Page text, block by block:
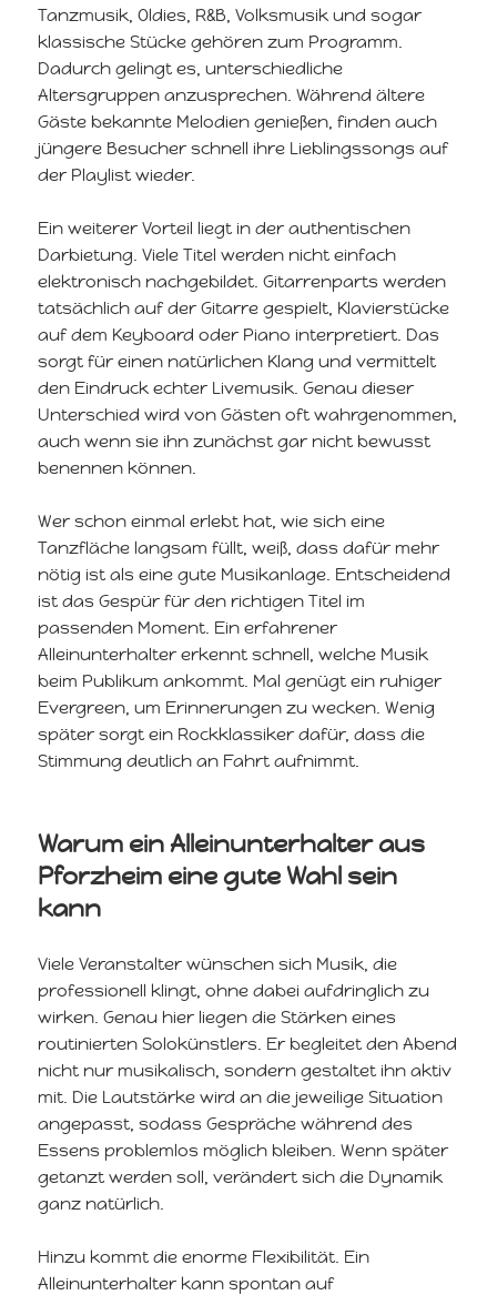
Tanzmusik, Oldies, R&B, Volksmusik und sogar
klassische Stücke gehören zum Programm.
Dadurch gelingt es, unterschiedliche
Altersgruppen anzusprechen. Während ältere
Gäste bekannte Melodien genießen, finden auch
jüngere Besucher schnell ihre Lieblingssongs auf
der Playlist wieder.
Ein weiterer Vorteil liegt in der authentischen
Darbietung. Viele Titel werden nicht einfach
elektronisch nachgebildet. Gitarrenparts werden
tatsächlich auf der Gitarre gespielt, Klavierstücke
auf dem Keyboard oder Piano interpretiert. Das
sorgt für einen natürlichen Klang und vermittelt
den Eindruck echter Livemusik. Genau dieser
Unterschied wird von Gästen oft wahrgenommen,
auch wenn sie ihn zunächst gar nicht bewusst
benennen können.
Wer schon einmal erlebt hat, wie sich eine
Tanzfläche langsam füllt, weiß, dass dafür mehr
nötig ist als eine gute Musikanlage. Entscheidend
ist das Gespür für den richtigen Titel im
passenden Moment. Ein erfahrener
Alleinunterhalter erkennt schnell, welche Musik
beim Publikum ankommt. Mal genügt ein ruhiger
Evergreen, um Erinnerungen zu wecken. Wenig
später sorgt ein Rockklassiker dafür, dass die
Stimmung deutlich an Fahrt aufnimmt.
Warum ein Alleinunterhalter aus
Pforzheim eine gute Wahl sein
kann
Viele Veranstalter wünschen sich Musik, die
professionell klingt, ohne dabei aufdringlich zu
wirken. Genau hier liegen die Stärken eines
routinierten Solokünstlers. Er begleitet den Abend
nicht nur musikalisch, sondern gestaltet ihn aktiv
mit. Die Lautstärke wird an die jeweilige Situation
angepasst, sodass Gespräche während des
Essens problemlos möglich bleiben. Wenn später
getanzt werden soll, verändert sich die Dynamik
ganz natürlich.
Hinzu kommt die enorme Flexibilität. Ein
Alleinunterhalter kann spontan auf